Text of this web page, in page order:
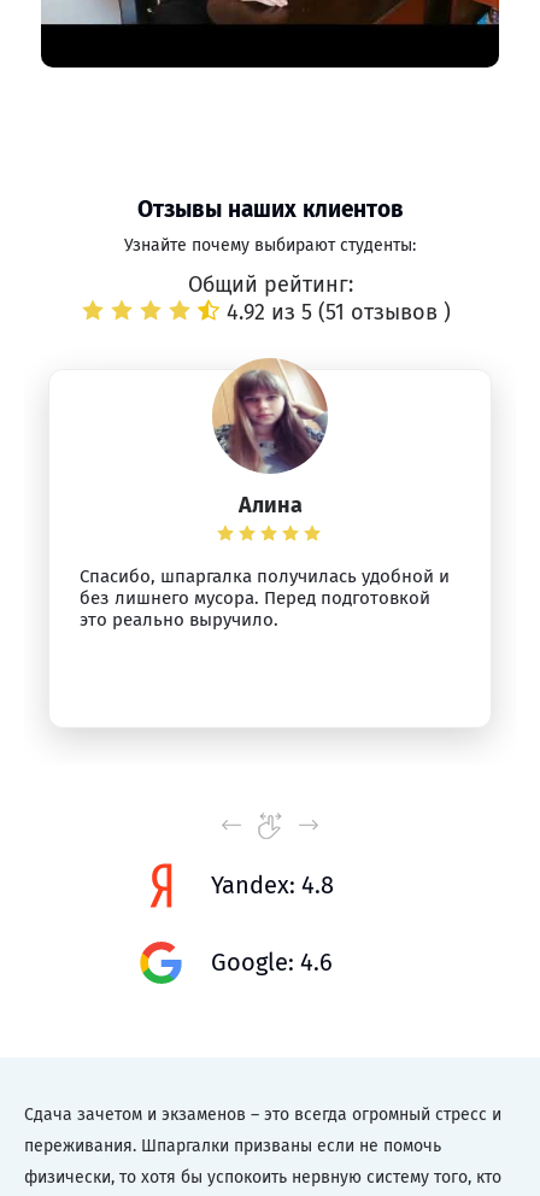
Отзывы наших клиентов
Узнайте почему выбирают студенты:
Общий рейтинг:
4.92 из 5 (51 отзывов )
Алина
Спасибо, шпаргалка получилась удобной и
без лишнего мусора. Перед подготовкой
это реально выручило.
Yandex: 4.8
Google: 4.6
Сдача зачетом и экзаменов – это всегда огромный стресс и
переживания. Шпаргалки призваны если не помочь
физически, то хотя бы успокоить нервную систему того, кто